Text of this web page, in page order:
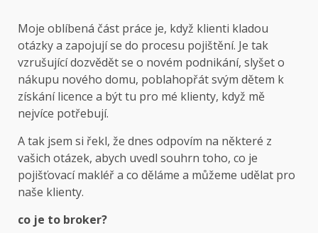
Moje oblíbená část práce je, když klienti kladou
otázky a zapojují se do procesu pojištění. Je tak
vzrušující dozvědět se o novém podnikání, slyšet o
nákupu nového domu, poblahopřát svým dětem k
získání licence a být tu pro mé klienty, když mě
nejvíce potřebují.
A tak jsem si řekl, že dnes odpovím na některé z
vašich otázek, abych uvedl souhrn toho, co je
pojišťovací makléř a co děláme a můžeme udělat pro
naše klienty.
co je to broker?